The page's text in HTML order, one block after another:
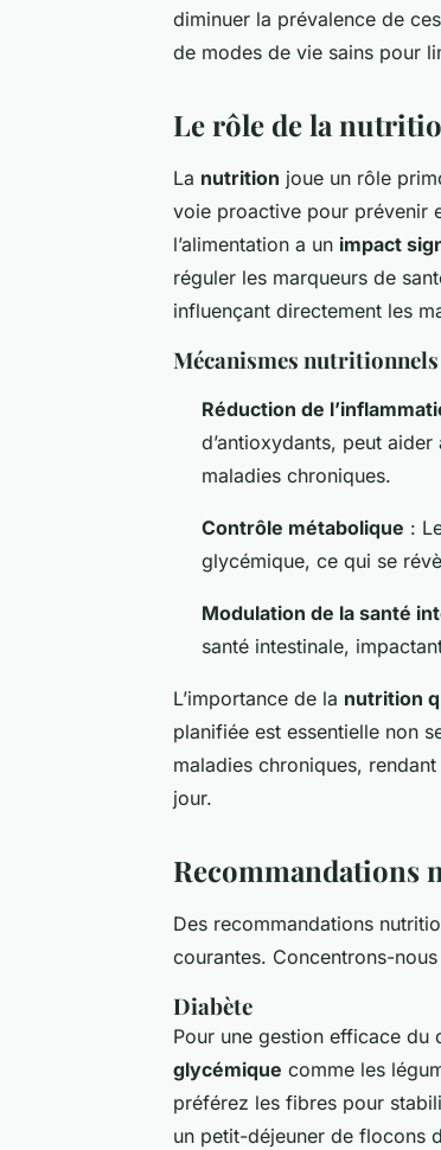
diminuer la prévalence de
de modes de vie sains pour
Le rôle de la
La nutrition joue un rôle
voie proactive pour prévenir
l’alimentation a un impact
réguler les marqueurs de
influençant directement les
Mécanismes
Réduction de
d’antioxydants, peut
maladies chroniques.
Contrôle métabolique :
glycémique, ce qui se
Modulation de la santé
santé intestinale,
L’importance de la nutrition
planifiée est essentielle non
maladies chroniques,
jour.
Recommandations
Des recommandations
courantes. Concentrons-
Diabète
Pour une gestion efficace
glycémique comme les
préférez les fibres pour
un petit-déjeuner de flocons